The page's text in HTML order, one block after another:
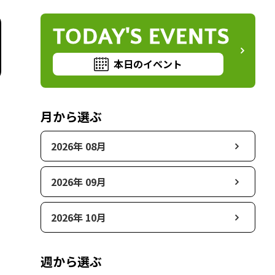
TODAY'S EVENTS
本日のイベント
月から選ぶ
2026年 08月
2026年 09月
2026年 10月
週から選ぶ